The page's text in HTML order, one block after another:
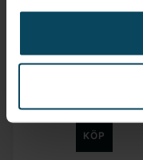
Realisera
KÖP